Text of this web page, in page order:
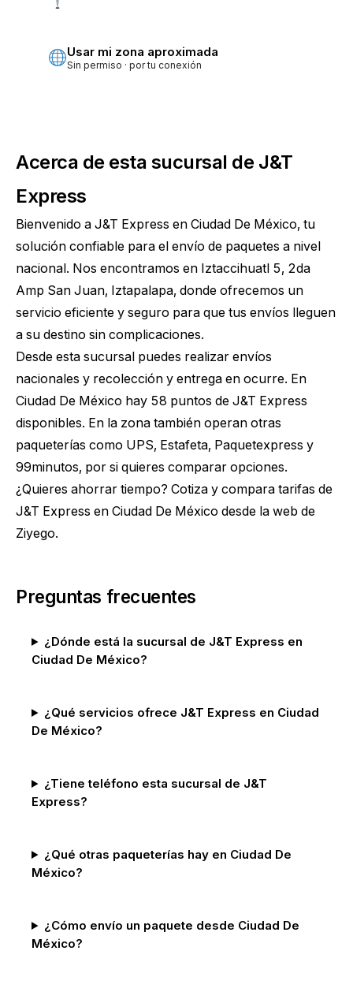
Usar mi zona aproximada
Sin permiso · por tu conexión
Acerca de esta sucursal de J&T
Express
Bienvenido a J&T Express en Ciudad De México, tu
solución confiable para el envío de paquetes a nivel
nacional. Nos encontramos en Iztaccihuatl 5, 2da
Amp San Juan, Iztapalapa, donde ofrecemos un
servicio eficiente y seguro para que tus envíos lleguen
a su destino sin complicaciones.
Desde esta sucursal puedes realizar envíos
nacionales y recolección y entrega en ocurre. En
Ciudad De México hay 58 puntos de J&T Express
disponibles. En la zona también operan otras
paqueterías como UPS, Estafeta, Paquetexpress y
99minutos, por si quieres comparar opciones.
¿Quieres ahorrar tiempo? Cotiza y compara tarifas de
J&T Express en Ciudad De México desde la web de
Ziyego.
Preguntas frecuentes
¿Dónde está la sucursal de J&T Express en
Ciudad De México?
¿Qué servicios ofrece J&T Express en Ciudad
De México?
¿Tiene teléfono esta sucursal de J&T
Express?
¿Qué otras paqueterías hay en Ciudad De
México?
¿Cómo envío un paquete desde Ciudad De
México?